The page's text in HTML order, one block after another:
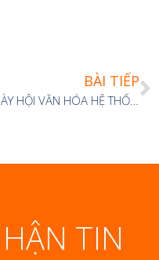
BÀI TIẾP
NGÀY HỘI VĂN HÓA HỆ THỐNG Y KHOA ÁI NGHĨA
TIN